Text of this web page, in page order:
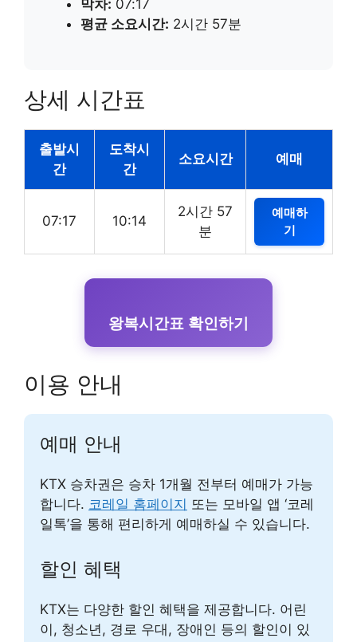
막차: 07:17
평균 소요시간: 2시간 57분
상세 시간표
출발시
간
도착시
간
소요시간 예매
07:17 10:14
2시간 57
분
예매하
기
왕복시간표 확인하기
이용 안내
예매 안내
KTX 승차권은 승차 1개월 전부터 예매가 가능
합니다. 코레일 홈페이지 또는 모바일 앱 ‘코레
일톡’을 통해 편리하게 예매하실 수 있습니다.
할인 혜택
KTX는 다양한 할인 혜택을 제공합니다. 어린
이, 청소년, 경로 우대, 장애인 등의 할인이 있